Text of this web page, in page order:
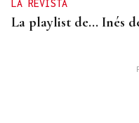
LA REVISTA
La playlist de... Inés